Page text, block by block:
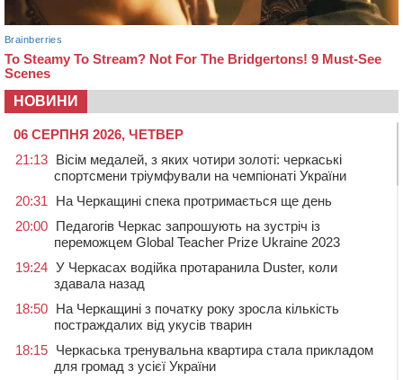
НОВИНИ
06 СЕРПНЯ 2026, ЧЕТВЕР
21:13 Вісім медалей, з яких чотири золоті: черкаські
спортсмени тріумфували на чемпіонаті України
20:31
На Черкащині спека протримається ще день
20:00 Педагогів Черкас запрошують на зустріч із
переможцем Global Teacher Prize Ukraine 2023
19:24 У Черкасах водійка протаранила Duster, коли
здавала назад
18:50 На Черкащині з початку року зросла кількість
постраждалих від укусів тварин
18:15 Черкаська тренувальна квартира стала прикладом
для громад з усієї України